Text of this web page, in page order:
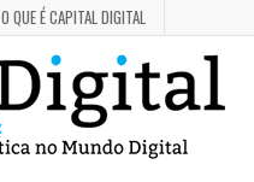
O QUE É CAPITAL DIGITAL